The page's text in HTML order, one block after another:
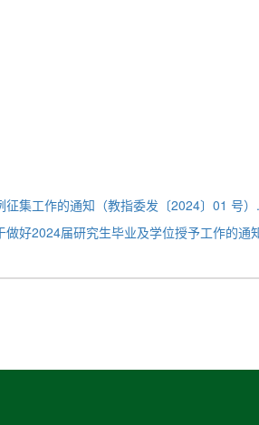
集工作的通知（教指委发〔2024〕01 号
做好2024届研究生毕业及学位授予工作的通